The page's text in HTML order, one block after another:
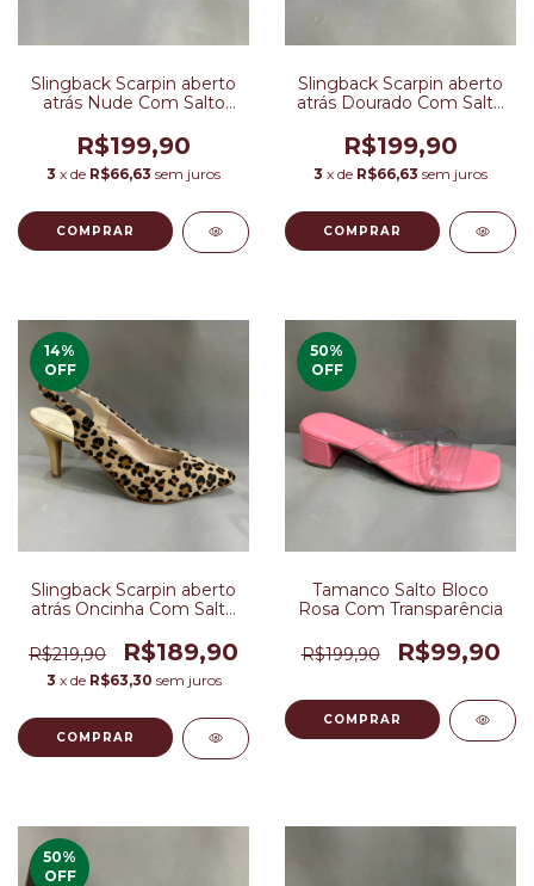
Slingback Scarpin aberto
atrás Nude Com Salto
R$199,90
3 x de R$66,63 sem juros
COMPRAR
Slingback Scarpin aberto
atrás Dourado Com Salto
R$199,90
3 x de R$66,63 sem juros
COMPRAR
14%
OFF
Slingback Scarpin aberto
atrás Oncinha Com Salto
R$219,90
R$189,90
3 x de R$63,30 sem juros
COMPRAR
50%
OFF
Tamanco Salto Bloco
Rosa Com Transparência
R$199,90 R$99,90
COMPRAR
50%
OFF